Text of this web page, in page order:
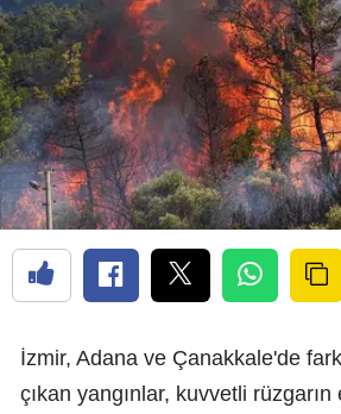
İzmir, Adana ve Çanakkale'de
çıkan yangınlar, kuvvetli rüzgarın